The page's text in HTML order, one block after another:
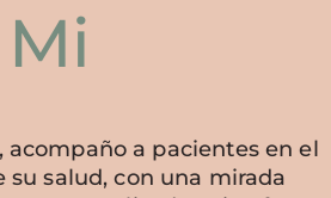
acompaño a pacientes en el
salud, con una mirada